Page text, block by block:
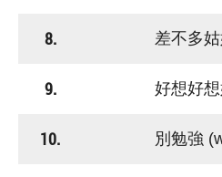
8. 差不多姑
9. 好想好想
10. 別勉強